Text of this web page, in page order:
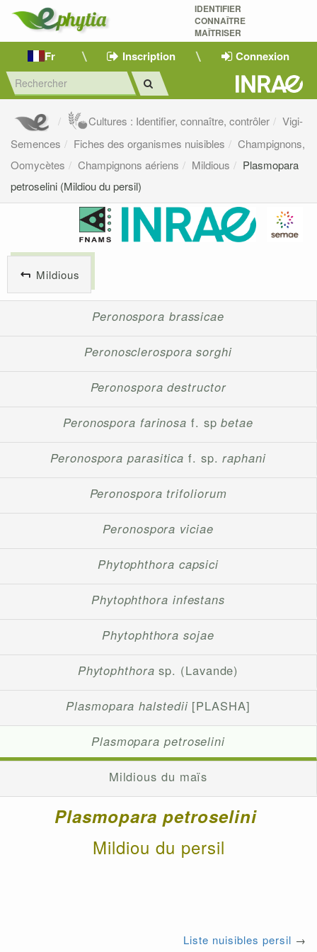
IDENTIFIER
CONNAÎTRE
MAÎTRISER
Fr Inscription Connexion
Cultures : Identifier, connaître, contrôler
Vigi-
Semences
Fiches des organismes nuisibles
Champignons,
Oomycètes
Champignons aériens Mildious
Plasmopara
petroselini (Mildiou du persil)
Mildious
Peronospora brassicae
Peronosclerospora sorghi
Peronospora destructor
Peronospora farinosa f. spbetae
Peronospora parasiticaf. sp. raphani
Peronospora trifoliorum
Peronospora viciae
Phytophthora capsici
Phytophthora infestans
Phytophthora sojae
Phytophthora sp. (Lavande)
Plasmopara halstedii[PLASHA]
Plasmopara petroselini
Mildious du maïs
Plasmopara petroselini
Mildiou du persil
Liste nuisibles persil →